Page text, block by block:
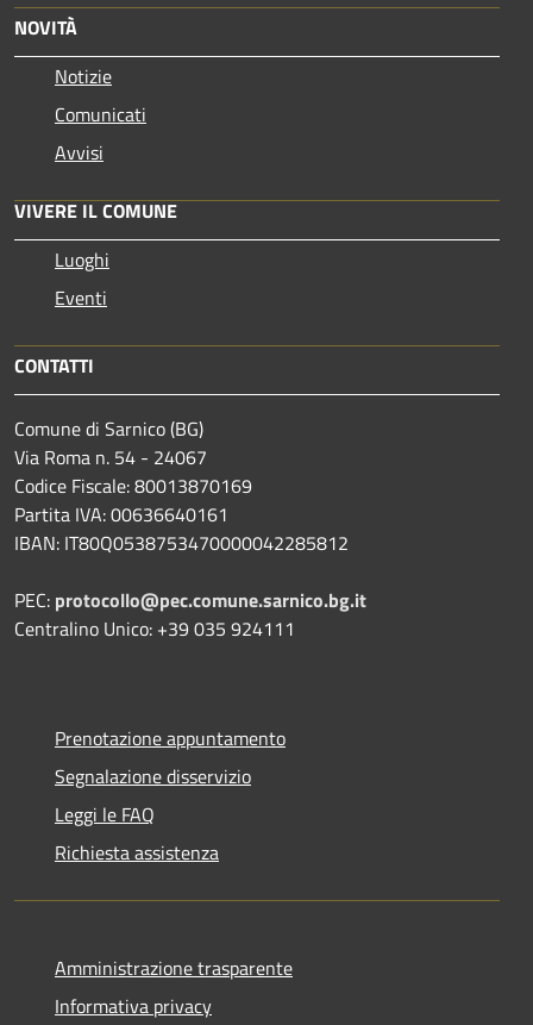
NOVITÀ
Notizie
Comunicati
Avvisi
VIVERE IL COMUNE
Luoghi
Eventi
CONTATTI
Comune di Sarnico (BG)
Via Roma n. 54 - 24067
Codice Fiscale: 80013870169
Partita IVA: 00636640161
IBAN: IT80Q0538753470000042285812
PEC: protocollo@pec.comune.sarnico.bg.it
Centralino Unico: +39 035 924111
Prenotazione appuntamento
Segnalazione disservizio
Leggi le FAQ
Richiesta assistenza
Amministrazione trasparente
Informativa privacy